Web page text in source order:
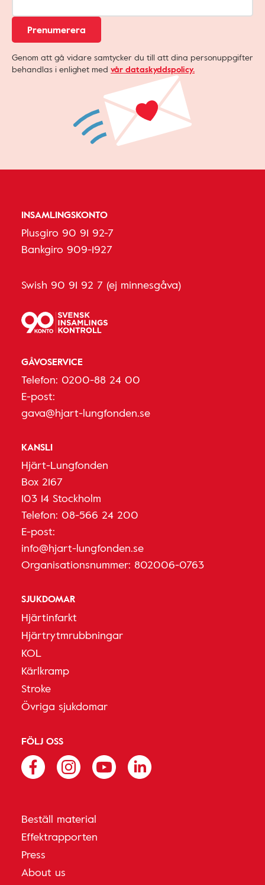
Prenumerera
Genom att gå vidare samtycker du till att dina personuppgifter
behandlas i enlighet med vår dataskyddspolicy.
INSAMLINGSKONTO
Plusgiro 90 91 92-7
Bankgiro 909-1927
Swish 90 91 92 7 (ej minnesgåva)
GÅVOSERVICE
Telefon: 0200-88 24 00
E-post:
gava@hjart-lungfonden.se
KANSLI
Hjärt-Lungfonden
Box 2167
103 14 Stockholm
Telefon: 08-566 24 200
E-post:
info@hjart-lungfonden.se
Organisationsnummer: 802006-0763
SJUKDOMAR
Hjärtinfarkt
Hjärtrytmrubbningar
KOL
Kärlkramp
Stroke
Övriga sjukdomar
FÖLJ OSS
Beställ material
Effektrapporten
Press
About us